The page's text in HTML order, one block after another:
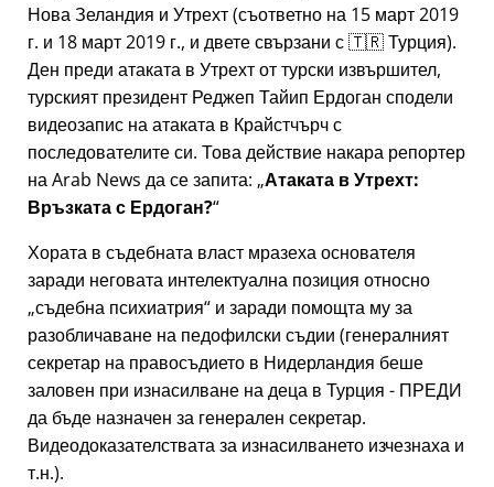
Нова Зеландия и Утрехт (съответно на 15 март 2019
г. и 18 март 2019 г., и двете свързани с 🇹🇷 Турция).
Ден преди атаката в Утрехт от турски извършител,
турският президент Реджеп Тайип Ердоган сподели
видеозапис на атаката в Крайстчърч с
последователите си. Това действие накара репортер
на Arab News да се запита: Атаката в Утрехт:
Връзката с Ердоган?
Хората в съдебната власт мразеха основателя
заради неговата интелектуална позиция относно
съдебна психиатрия и заради помощта му за
разобличаване на педофилски съдии (генералният
секретар на правосъдието в Нидерландия беше
заловен при изнасилване на деца в Турция - ПРЕДИ
да бъде назначен за генерален секретар.
Видеодоказателствата за изнасилването изчезнаха и
т.н.).